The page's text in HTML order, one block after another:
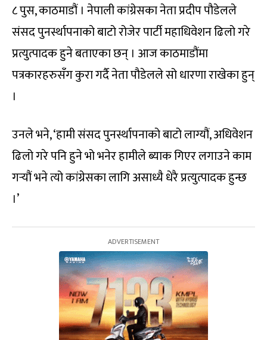
८ पुस, काठमाडौं । नेपाली कांग्रेसका नेता प्रदीप पौडेलले
संसद पुनर्स्थापनाको बाटो रोजेर पार्टी महाधिवेशन ढिलो गरे
प्रत्युत्पादक हुने बताएका छन् । आज काठमाडौंमा
पत्रकारहरुसँग कुरा गर्दै नेता पौडेलले सो धारणा राखेका हुन्
।
उनले भने, ‘हामी संसद पुनर्स्थापनाको बाटो लाग्यौं, अधिवेशन
ढिलो गरे पनि हुने भो भनेर हामीले ब्याक गिएर लगाउने काम
गर्‍यौं भने त्यो कांग्रेसका लागि असाध्यै धेरै प्रत्युत्पादक हुन्छ
।’